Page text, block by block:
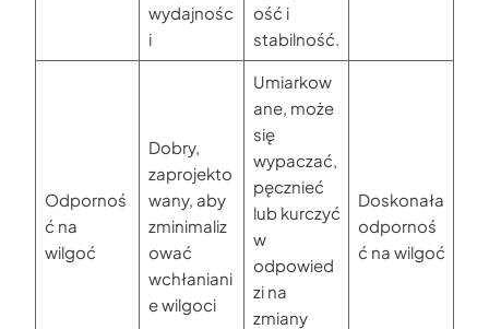
wydajnośc
i
ość i
stabilność.
Odpornoś
ć na
wilgoć
Dobry,
zaprojekto
wany, aby
zminimaliz
ować
wchłaniani
e wilgoci
Umiarkow
ane, może
się
wypaczać,
pęcznieć
lub kurczyć
w
odpowied
zi na
zmiany
Doskonała
odpornoś
ć na wilgoć